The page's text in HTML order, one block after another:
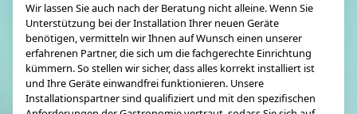
Wir lassen Sie auch nach der Beratung nicht alleine. Wenn Sie
Unterstützung bei der Installation Ihrer neuen Geräte
benötigen, vermitteln wir Ihnen auf Wunsch einen unserer
erfahrenen Partner, die sich um die fachgerechte Einrichtung
kümmern. So stellen wir sicher, dass alles korrekt installiert ist
und Ihre Geräte einwandfrei funktionieren. Unsere
Installationspartner sind qualifiziert und mit den spezifischen